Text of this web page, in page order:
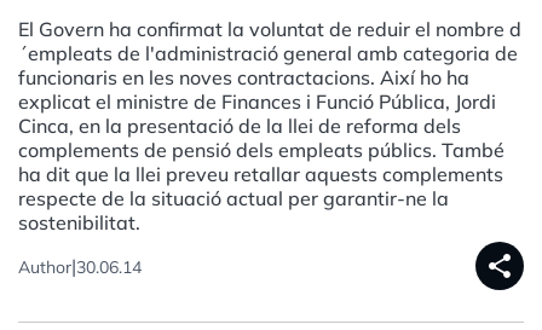
El Govern ha confirmat la voluntat de reduir el nombre d
´empleats de l'administració general amb categoria de
funcionaris en les noves contractacions. Així ho ha
explicat el ministre de Finances i Funció Pública, Jordi
Cinca, en la presentació de la llei de reforma dels
complements de pensió dels empleats públics. També
ha dit que la llei preveu retallar aquests complements
respecte de la situació actual per garantir-ne la
sostenibilitat.
Author|30.06.14 share